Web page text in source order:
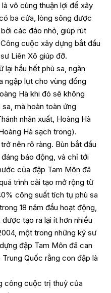
vô cùng thuận lợi để xây
ba cửa, lòng sông được
các đảo nhỏ, giúp rút
cuộc xây dựng bắt đầu
Liên Xô giúp đỡ.
lại hầu hết phù sa, ngăn
ngập lụt cho vùng đồng
Hà khi đó sẽ không
mà hoàn toàn ứng
nhân xuất, Hoàng Hà
Hà sạch trong).
nên rõ ràng. Bùn bắt đầu
báo động, và chỉ tới
của đập Tam Môn đã
trình cải tạo mở rộng từ
công suất tích tụ phù sa
18 năm đầu hoạt động,
tạo ra lại ít hơn nhiều
một trong những kỹ sư
đập Tam Môn đã can
Quốc rằng con đập là
công cuộc trị thuỷ của